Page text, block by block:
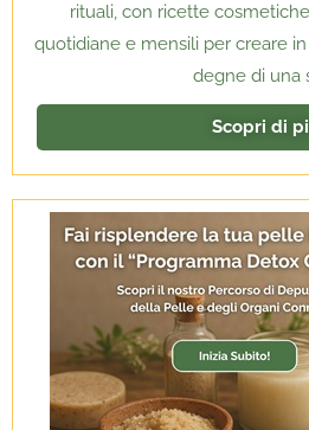
rituali, con ricette
quotidiane e mensili per creare in
degne di una
Scopri di